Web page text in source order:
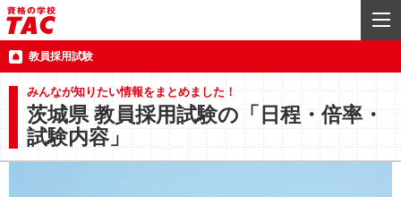
教員採用試験
みんなが知りたい情報をまとめました！
茨城県 教員採用試験の「日程・倍率・
試験内容」